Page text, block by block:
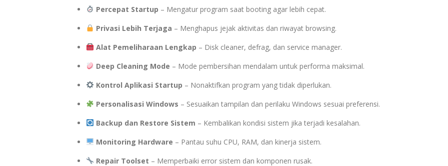
Percepat Startup – Mengatur program saat booting agar lebih cepat.
Privasi Lebih Terjaga – Menghapus jejak aktivitas dan riwayat browsing.
Alat Pemeliharaan Lengkap – Disk cleaner, defrag, dan service manager.
Deep Cleaning Mode – Mode pembersihan mendalam untuk performa maksimal.
Kontrol Aplikasi Startup – Nonaktifkan program yang tidak diperlukan.
Personalisasi Windows – Sesuaikan tampilan dan perilaku Windows sesuai preferensi.
Backup dan Restore Sistem – Kembalikan kondisi sistem jika terjadi kesalahan.
Monitoring Hardware – Pantau suhu CPU, RAM, dan kinerja sistem.
Repair Toolset – Memperbaiki error sistem dan komponen rusak.